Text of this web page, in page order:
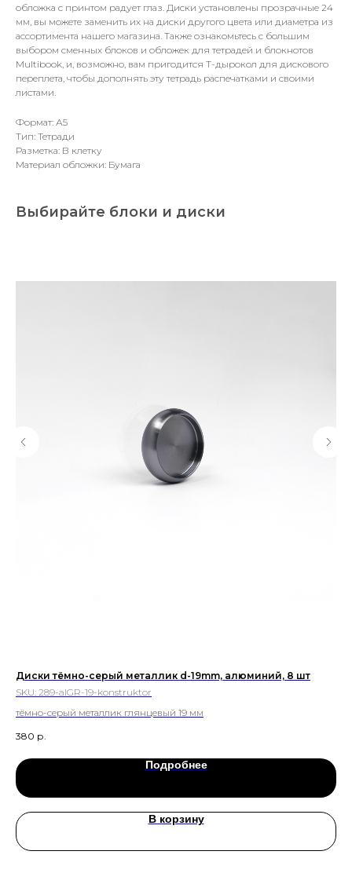
обложка с принтом радует глаз. Диски установлены прозрачные 24
мм, вы можете заменить их на диски другого цвета или диаметра из
ассортимента нашего магазина. Также ознакомьтесь с большим
выбором сменных блоков и обложек для тетрадей и блокнотов
Multibook, и, возможно, вам пригодится T-дырокол для дискового
переплета, чтобы дополнять эту тетрадь распечатками и своими
листами.
Формат: А5
Тип: Тетради
Разметка: В клетку
Материал обложки: Бумага
Выбирайте блоки и диски
Диски тёмно-серый металлик d-19mm, алюминий, 8 шт
SKU: 289-alGR-19-konstruktor
тёмно-серый металлик глянцевый 19 мм
380 р.
Подробнее
В корзину